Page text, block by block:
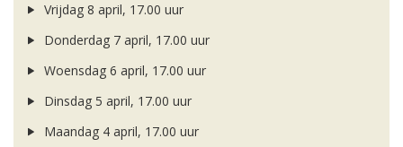
Vrijdag 8 april, 17.00 uur
Donderdag 7 april, 17.00 uur
Woensdag 6 april, 17.00 uur
Dinsdag 5 april, 17.00 uur
Maandag 4 april, 17.00 uur